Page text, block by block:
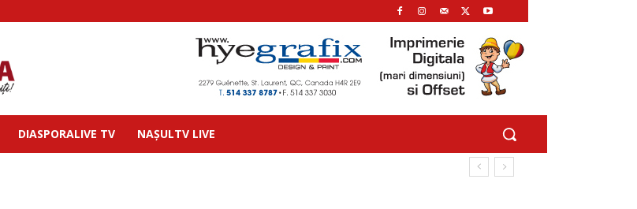
DIASPORALIVE TV NAȘULTV LIVE